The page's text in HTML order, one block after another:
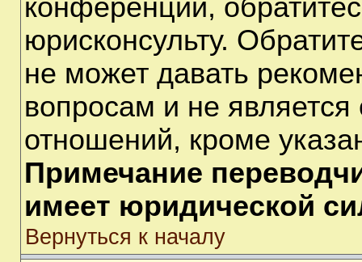
конференции,
юрисконсульту.
не может давать
вопросам и не
отношений, кроме
Примечание
имеет юридической
Вернуться к началу